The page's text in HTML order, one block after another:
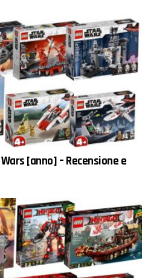
[anno] – Recensione e